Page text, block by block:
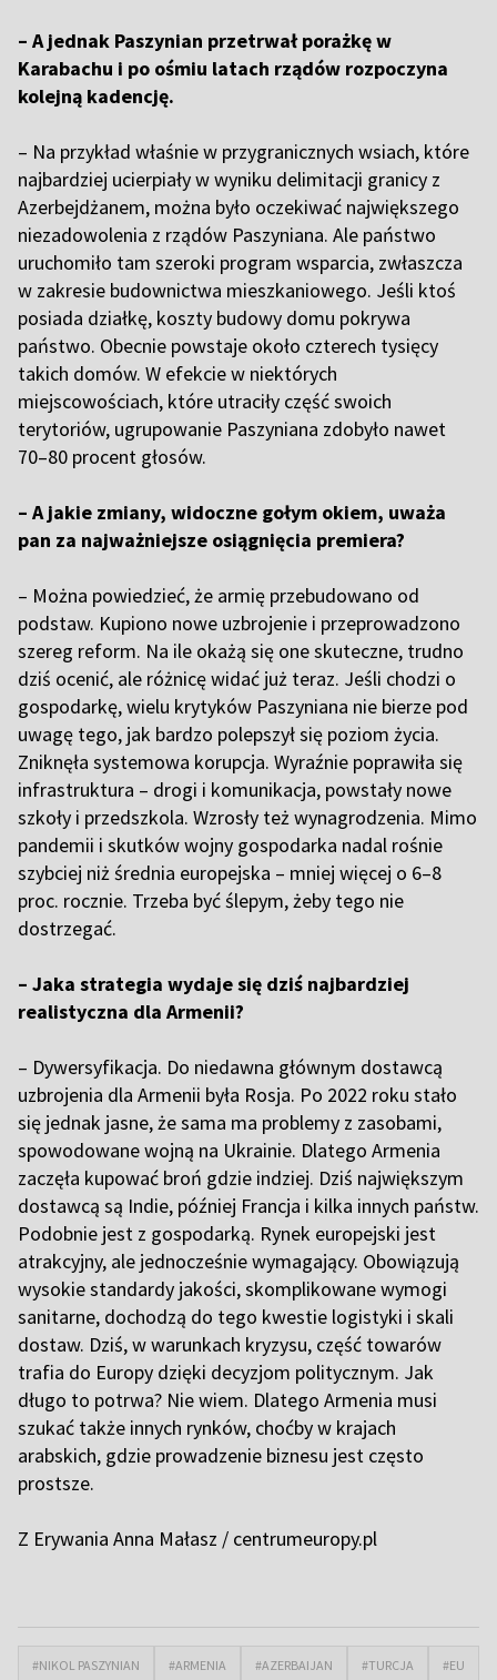
– A jednak Paszynian przetrwał porażkę w
Karabachu i po ośmiu latach rządów rozpoczyna
kolejną kadencję.
– Na przykład właśnie w przygranicznych wsiach, które
najbardziej ucierpiały w wyniku delimitacji granicy z
Azerbejdżanem, można było oczekiwać największego
niezadowolenia z rządów Paszyniana. Ale państwo
uruchomiło tam szeroki program wsparcia, zwłaszcza
w zakresie budownictwa mieszkaniowego. Jeśli ktoś
posiada działkę, koszty budowy domu pokrywa
państwo. Obecnie powstaje około czterech tysięcy
takich domów. W efekcie w niektórych
miejscowościach, które utraciły część swoich
terytoriów, ugrupowanie Paszyniana zdobyło nawet
70–80 procent głosów.
– A jakie zmiany, widoczne gołym okiem, uważa
pan za najważniejsze osiągnięcia premiera?
– Można powiedzieć, że armię przebudowano od
podstaw. Kupiono nowe uzbrojenie i przeprowadzono
szereg reform. Na ile okażą się one skuteczne, trudno
dziś ocenić, ale różnicę widać już teraz. Jeśli chodzi o
gospodarkę, wielu krytyków Paszyniana nie bierze pod
uwagę tego, jak bardzo polepszył się poziom życia.
Zniknęła systemowa korupcja. Wyraźnie poprawiła się
infrastruktura – drogi i komunikacja, powstały nowe
szkoły i przedszkola. Wzrosły też wynagrodzenia. Mimo
pandemii i skutków wojny gospodarka nadal rośnie
szybciej niż średnia europejska – mniej więcej o 6–8
proc. rocznie. Trzeba być ślepym, żeby tego nie
dostrzegać.
– Jaka strategia wydaje się dziś najbardziej
realistyczna dla Armenii?
– Dywersyfikacja. Do niedawna głównym dostawcą
uzbrojenia dla Armenii była Rosja. Po 2022 roku stało
się jednak jasne, że sama ma problemy z zasobami,
spowodowane wojną na Ukrainie. Dlatego Armenia
zaczęła kupować broń gdzie indziej. Dziś największym
dostawcą są Indie, później Francja i kilka innych państw.
Podobnie jest z gospodarką. Rynek europejski jest
atrakcyjny, ale jednocześnie wymagający. Obowiązują
wysokie standardy jakości, skomplikowane wymogi
sanitarne, dochodzą do tego kwestie logistyki i skali
dostaw. Dziś, w warunkach kryzysu, część towarów
trafia do Europy dzięki decyzjom politycznym. Jak
długo to potrwa? Nie wiem. Dlatego Armenia musi
szukać także innych rynków, choćby w krajach
arabskich, gdzie prowadzenie biznesu jest często
prostsze.
Z Erywania Anna Małasz / centrumeuropy.pl
#NIKOL PASZYNIAN #ARMENIA #AZERBAIJAN #TURCJA #EU